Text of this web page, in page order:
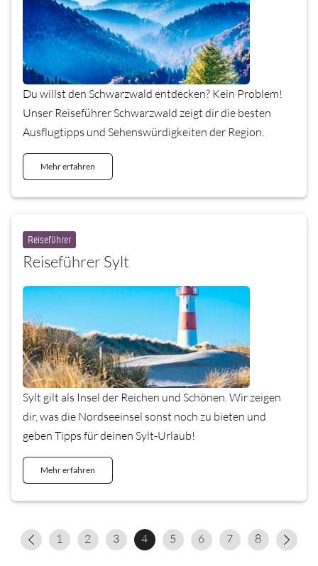
Du willst den Schwarzwald entdecken? Kein Problem!
Unser Reiseführer Schwarzwald zeigt dir die besten
Ausflugtipps und Sehenswürdigkeiten der Region.
Mehr erfahren
Reiseführer
Reiseführer Sylt
Sylt gilt als Insel der Reichen und Schönen. Wir zeigen
dir, was die Nordseeinsel sonst noch zu bieten und
geben Tipps für deinen Sylt-Urlaub!
Mehr erfahren
1 2 3 4 5 6 7 8